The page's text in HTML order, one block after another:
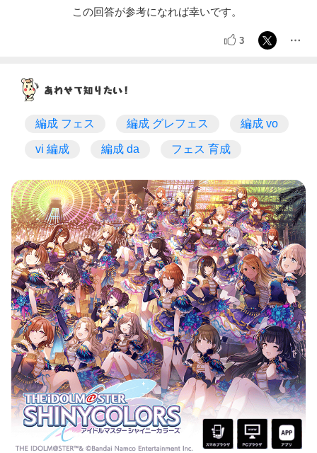
この回答が参考になれば幸いです。
3
編成 フェス 編成 グレフェス 編成 vo
vi 編成 編成 da フェス 育成